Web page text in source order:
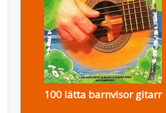
100 lätta barnvisor gitarr